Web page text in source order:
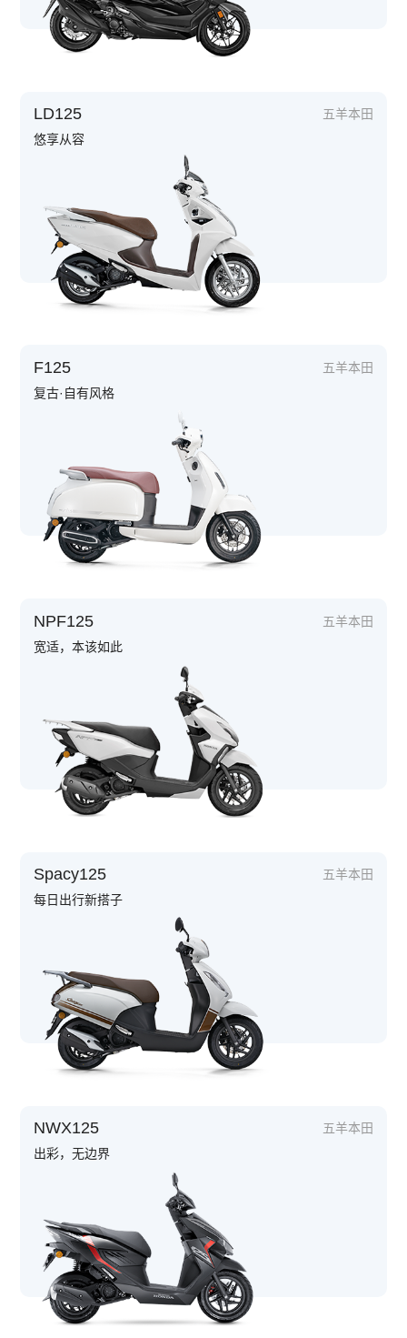
LD125
五羊本田
悠享从容
F125
五羊本田
复古·自有风格
NPF125
五羊本田
宽适，本该如此
Spacy125
五羊本田
每日出行新搭子
NWX125
五羊本田
出彩，无边界